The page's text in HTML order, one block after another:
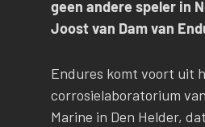
geen andere speler in
Joost van Dam van
Endures komt voort uit
corrosielaboratorium
Marine in Den Helder,